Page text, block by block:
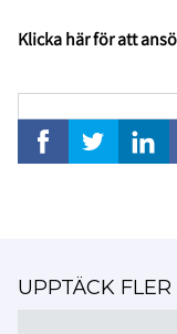
Klicka här för att
UPPTÄCK